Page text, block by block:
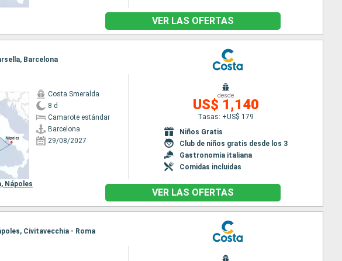
VER LAS OFERTAS
Barcelona
Costa Smeralda
8 d
Camarote estándar
Barcelona
29/08/2027
desde
US$ 1,140
Tasas: +US$ 179
Niños Gratis
Club de niños gratis desde los 3
Gastronomía italiana
Comidas incluidas
Nápoles
VER LAS OFERTAS
Civitavecchia - Roma